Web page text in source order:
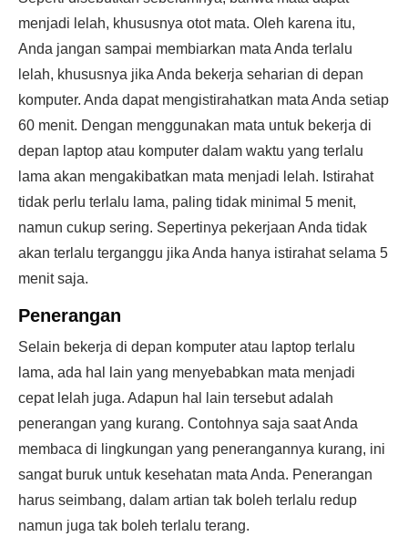
menjadi lelah, khususnya otot mata. Oleh karena itu,
Anda jangan sampai membiarkan mata Anda terlalu
lelah, khususnya jika Anda bekerja seharian di depan
komputer. Anda dapat mengistirahatkan mata Anda setiap
60 menit. Dengan menggunakan mata untuk bekerja di
depan laptop atau komputer dalam waktu yang terlalu
lama akan mengakibatkan mata menjadi lelah. Istirahat
tidak perlu terlalu lama, paling tidak minimal 5 menit,
namun cukup sering. Sepertinya pekerjaan Anda tidak
akan terlalu terganggu jika Anda hanya istirahat selama 5
menit saja.
Penerangan
Selain bekerja di depan komputer atau laptop terlalu
lama, ada hal lain yang menyebabkan mata menjadi
cepat lelah juga. Adapun hal lain tersebut adalah
penerangan yang kurang. Contohnya saja saat Anda
membaca di lingkungan yang penerangannya kurang, ini
sangat buruk untuk kesehatan mata Anda. Penerangan
harus seimbang, dalam artian tak boleh terlalu redup
namun juga tak boleh terlalu terang.